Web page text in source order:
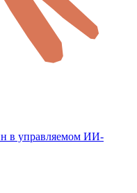
в управляемом ИИ-